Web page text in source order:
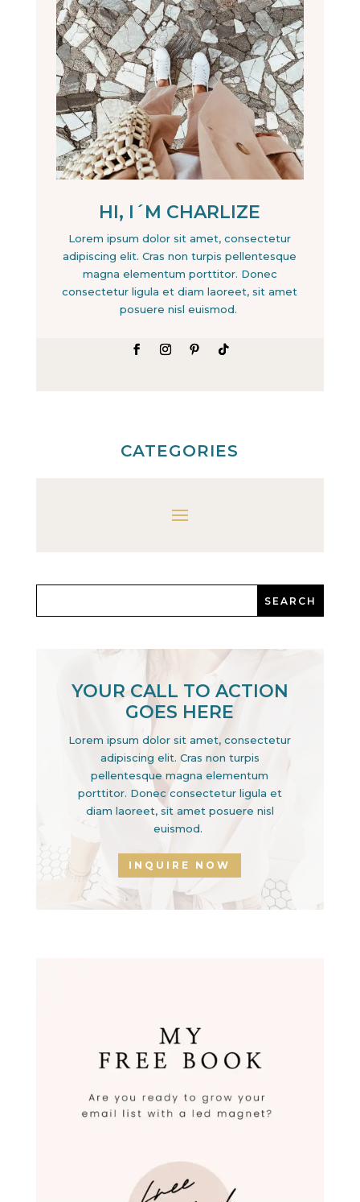
HI, I´M CHARLIZE
Lorem ipsum dolor sit amet, consectetur
adipiscing elit. Cras non turpis pellentesque
magna elementum porttitor. Donec
consectetur ligula et diam laoreet, sit amet
posuere nisl euismod.
CATEGORIES
YOUR CALL TO ACTION
GOES HERE
Lorem ipsum dolor sit amet, consectetur
adipiscing elit. Cras non turpis
pellentesque magna elementum
porttitor. Donec consectetur ligula et
diam laoreet, sit amet posuere nisl
euismod.
INQUIRE NOW